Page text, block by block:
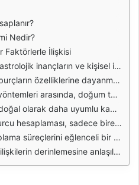
Nedir?
Faktörlerle İlişkisi
göstergeleri kullanmayı tercih ediyor. Evlilik burcu, doğum tarihine göre belirlenen burçların bir kombinasyonu olarak değerlendirilir ve bu kombinasyon, bir çiftin birbirleriyle olan uyumunu etkileyen faktörlerden biridir.
ve etkileri vardır. Bu nedenle, bir çiftin evlilik burcunu hesaplamak, sadece burçlarının uyumunu değil, aynı zamanda kişilik özelliklerini ve ilişkilerinin dinamiklerini de anlamalarına yardımcı olabilir.
Natal haritalar, kişinin hayatındaki önemli dönemleri ve olayları belirlemede yardımcı olur. Bu haritalar üzerindeki gezegen konumları, evlilik ilişkilerinin ne yönde gelişebileceği hakkında bilgiler verir.
burçları (Koç, Aslan, Yay) enerjik ve tutkulu özelliklere sahiptir. Evlilik burcunun hesaplanması sırasında, bu burçların özellikleri dikkate alınarak ilişkinin dinamikleri daha iyi anlaşılabilir.
Örneğin, bazı burçların özellikleri aşırı çatışmalara veya anlaşmazlıklara yol açabilir. Bu tür durumlarla başa çıkmak için, çiftlerin burçlarının uyumunu ve zıtlıklarını anlamaları önemlidir.
dair daha fazla bilgi edinme fırsatına sahip olurlar. Bu süreç, aynı zamanda iletişimlerini güçlendirebilir ve birbirlerinin kişilik özelliklerini daha iyi anlamalarına yardımcı olabilir.
çiftler birbirleriyle olan uyumlarını, zorluklarını ve potansiyel gelişim alanlarını keşfederek daha sağlıklı bir ilişki kurma yolunda adım atabilirler.